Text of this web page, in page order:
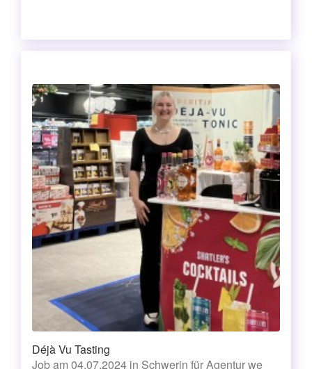
Déjà Vu Tasting
Job am 04.07.2024 in Schwerin für Agentur we